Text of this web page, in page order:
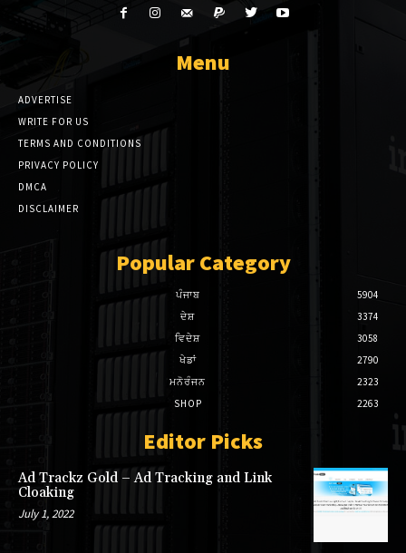
panel
panel
panel
Panel
Panel
Menu
ADVERTISE
WRITE FOR US
TERMS AND CONDITIONS
PRIVACY POLICY
DMCA
DISCLAIMER
Popular Category
ਪੰਜਾਬ
5904
ਦੇਸ਼
3374
ਵਿਦੇਸ਼
3058
ਖੇਡਾਂ
2790
ਮਨੋਰੰਜਨ
2323
SHOP
2263
Editor Picks
Ad Trackz Gold – Ad Tracking and Link
Cloaking
July 1, 2022